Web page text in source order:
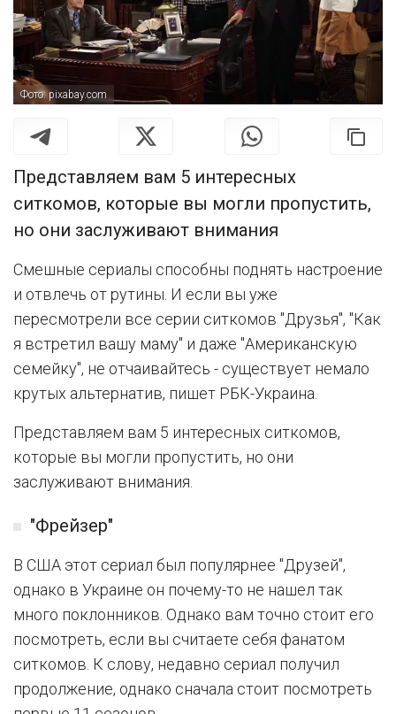
Фото: pixabay.com
Представляем вам 5 интересных
ситкомов, которые вы могли пропустить,
но они заслуживают внимания
Смешные сериалы способны поднять настроение
и отвлечь от рутины. И если вы уже
пересмотрели все серии ситкомов "Друзья", "Как
я встретил вашу маму" и даже "Американскую
семейку", не отчаивайтесь - существует немало
крутых альтернатив, пишет РБК-Украина.
Представляем вам 5 интересных ситкомов,
которые вы могли пропустить, но они
заслуживают внимания.
"Фрейзер"
В США этот сериал был популярнее "Друзей",
однако в Украине он почему-то не нашел так
много поклонников. Однако вам точно стоит его
посмотреть, если вы считаете себя фанатом
ситкомов. К слову, недавно сериал получил
продолжение, однако сначала стоит посмотреть